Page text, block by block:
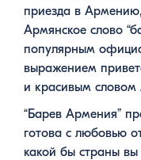
приезда в
Армянское слово
популярным
выражением
и красивым словом
“Барев Армения”
готова с любовью
какой бы страны